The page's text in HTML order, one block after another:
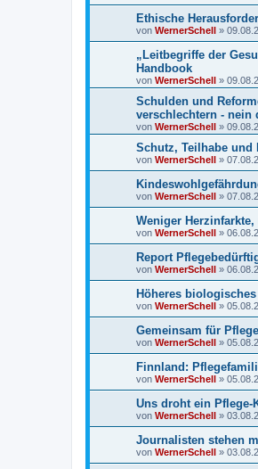
Ethische
von WernerSchell »
„Leitbegriffe der
Handbook
von WernerSchell »
Schulden und
verschlechtern - nein
von WernerSchell »
Schutz, Teilhabe
von WernerSchell »
von WernerSchell »
Weniger
von WernerSchell »
Report
von WernerSchell »
Höheres
von WernerSchell »
Gemeinsam für
von WernerSchell »
Finnland:
von WernerSchell »
Uns droht ein Pflege-
von WernerSchell »
Journalisten stehen
von WernerSchell »